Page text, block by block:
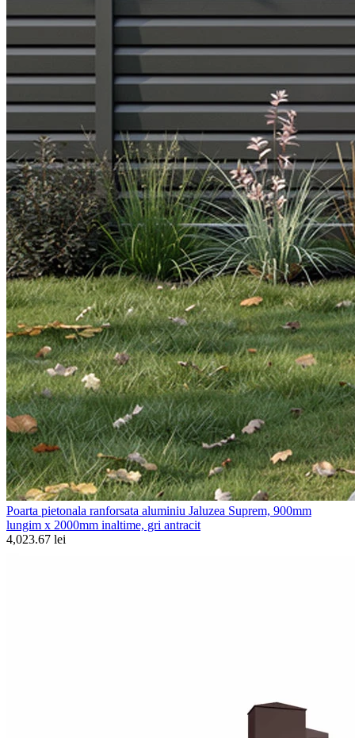
Poarta pietonala ranforsata aluminiu Jaluzea Suprem, 900mm
lungim x 2000mm inaltime, gri antracit
4,023.67 lei